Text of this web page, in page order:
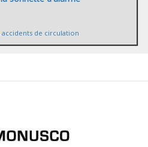
accidents de circulation